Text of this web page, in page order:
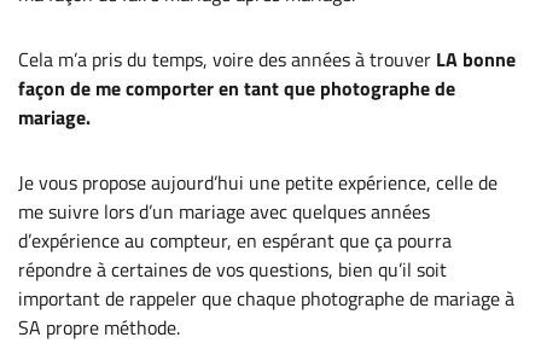
Cela m’a pris du temps, voire des années à trouver LA bonne
façon de me comporter en tant que photographe de
mariage.
Je vous propose aujourd’hui une petite expérience, celle de
me suivre lors d’un mariage avec quelques années
d’expérience au compteur, en espérant que ça pourra
répondre à certaines de vos questions, bien qu’il soit
important de rappeler que chaque photographe de mariage à
SA propre méthode.